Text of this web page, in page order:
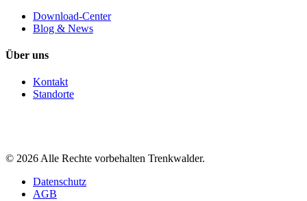
Download-Center
Blog & News
Über uns
Kontakt
Standorte
© 2026 Alle Rechte vorbehalten Trenkwalder.
Datenschutz
AGB